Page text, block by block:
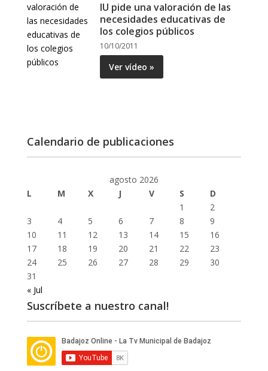
IU pide una valoración de las
necesidades educativas de
los colegios públicos
10/10/2011
Ver vídeo »
Calendario de publicaciones
agosto 2026
L
M X J V S
D
1
2
3
4 5 6 7 8
9
10
11 12 13 14 15
16
17
18 19 20 21 22
23
24
25 26 27 28 29
30
31
« Jul
Suscríbete a nuestro canal!